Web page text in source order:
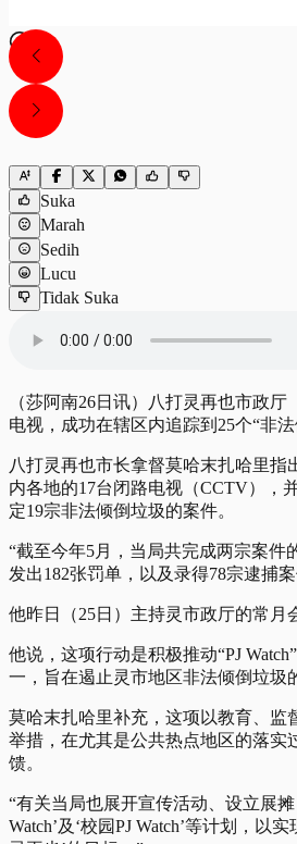
Suka
Marah
Sedih
Lucu
Tidak Suka
（莎阿南26日讯）八打灵再也市政厅
电视，成功在辖区内追踪到25个“非
八打灵再也市长拿督莫哈末扎哈里指
内各地的17台闭路电视（CCTV），
定19宗非法倾倒垃圾的案件。
“截至今年5月，当局共完成两宗案件
发出182张罚单，以及录得78宗逮捕
他昨日（25日）主持灵市政厅的常月
他说，这项行动是积极推动“PJ
一，旨在遏止灵市地区非法倾倒垃圾
莫哈末扎哈里补充，这项以教育、监
举措，在尤其是公共热点地区的落实
馈。
“有关当局也展开宣传活动、设立展摊
Watch’及‘校园PJ Watch’等计划，以